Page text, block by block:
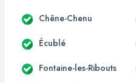
Chêne-Chenu
Écublé
Fontaine-les-Ribouts